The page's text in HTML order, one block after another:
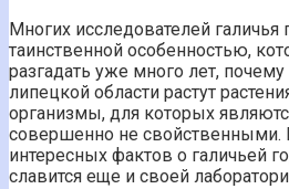
Многих исследователей галичья
таинственной особенностью,
разгадать уже много лет,
липецкой области растут
организмы, для которых
совершенно не
интересных фактов о галичьей
славится еще и своей